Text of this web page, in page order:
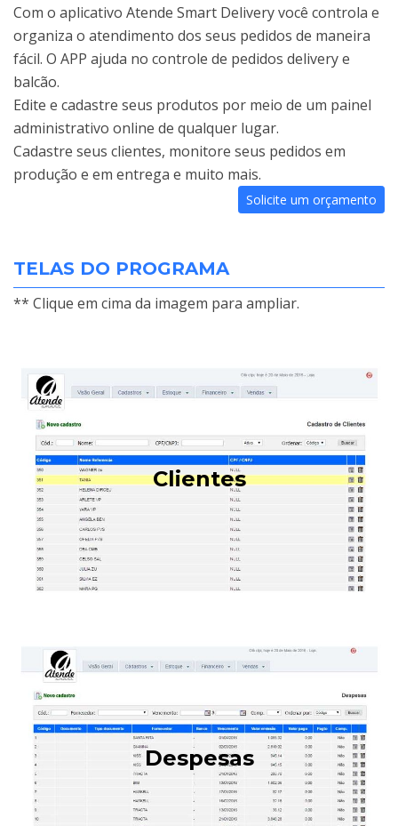
Com o aplicativo Atende Smart Delivery você controla e
organiza o atendimento dos seus pedidos de maneira
fácil. O APP ajuda no controle de pedidos delivery e
balcão.
Edite e cadastre seus produtos por meio de um painel
administrativo online de qualquer lugar.
Cadastre seus clientes, monitore seus pedidos em
produção e em entrega e muito mais.
Solicite um orçamento
TELAS DO PROGRAMA
** Clique em cima da imagem para ampliar.
Clientes
Despesas